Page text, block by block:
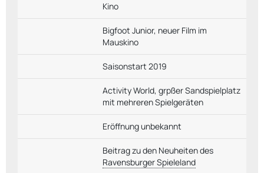
Kino
Bigfoot Junior, neuer Film im
Mauskino
Saisonstart 2019
Activity World, grpßer Sandspielplatz
mit mehreren Spielgeräten
Eröffnung unbekannt
Beitrag zu den Neuheiten des
Ravensburger Spieleland